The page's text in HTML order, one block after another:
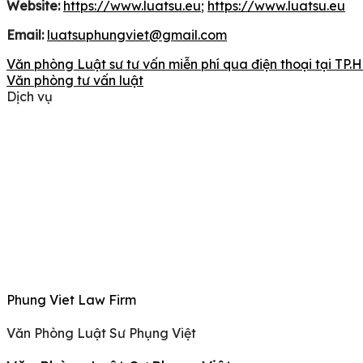
Website: https://www.luatsu.eu; https://www.luatsu.eu
Email: luatsuphungviet@gmail.com
Văn phòng Luật sư tư vấn miễn phí qua điện thoại tại
Văn phòng tư vấn luật
Dịch vụ
Phung Viet Law Firm
Văn Phòng Luật Sư Phụng Việt